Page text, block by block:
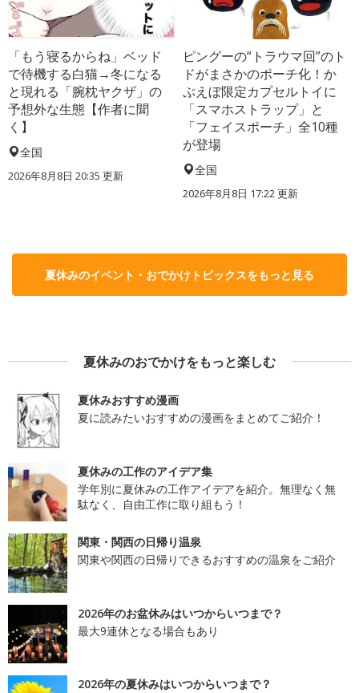
「もう寝るからね」ベッド
で待機する白猫→冬になる
と現れる「腕枕ヤクザ」の
予想外な生態【作者に聞
く】
全国
2026年8月8日 20:35 更新
ピングーの“トラウマ回”のト
ドがまさかのポーチ化！か
ぷえぼ限定カプセルトイに
「スマホストラップ」と
「フェイスポーチ」全10種
が登場
全国
2026年8月8日 17:22更新
夏休みのイベント・おでかけトピックスをもっと見る
夏休みのおでかけをもっと楽しむ
夏休みおすすめ漫画
夏に読みたいおすすめの漫画をまとめてご紹介！
夏休みの工作のアイデア集
学年別に夏休みの工作アイデアを紹介。無理なく無
駄なく、自由工作に取り組もう！
関東・関西の日帰り温泉
関東や関西の日帰りできるおすすめの温泉をご紹介
2026年のお盆休みはいつからいつまで？
最大9連休となる場合もあり
2026年の夏休みはいつからいつまで？